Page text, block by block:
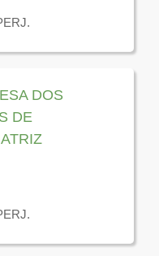
31 de dezembro de
DOS
DE
31 de dezembro de